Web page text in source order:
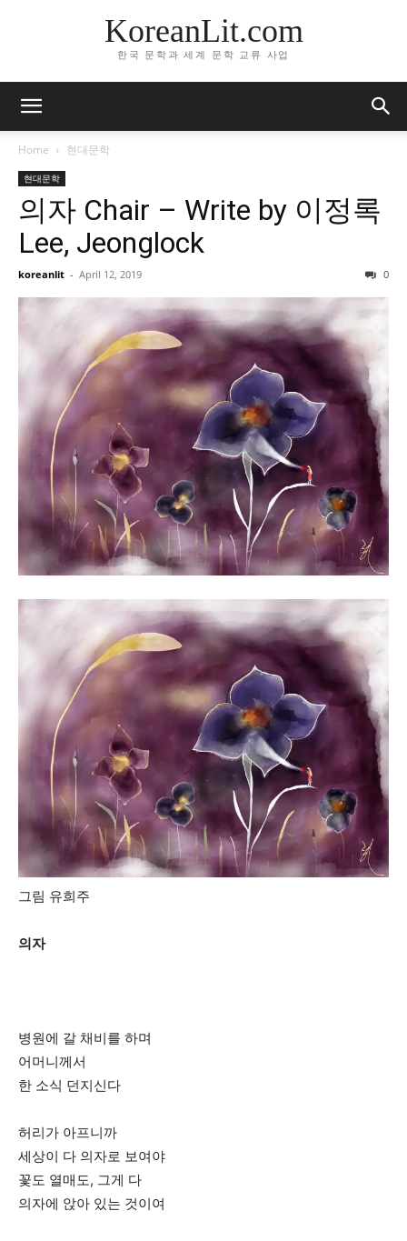
KoreanLit.com
한국 문학과 세계 문학 교류 사업
Home 현대문학
현대문학
의자 Chair – Write by 이정록
Lee, Jeonglock
koreanlit - April 12, 2019 0
그림 유희주
의자
병원에 갈 채비를 하며
어머니께서
한 소식 던지신다
허리가 아프니까
세상이 다 의자로 보여야
꽃도 열매도, 그게 다
의자에 앉아 있는 것이여